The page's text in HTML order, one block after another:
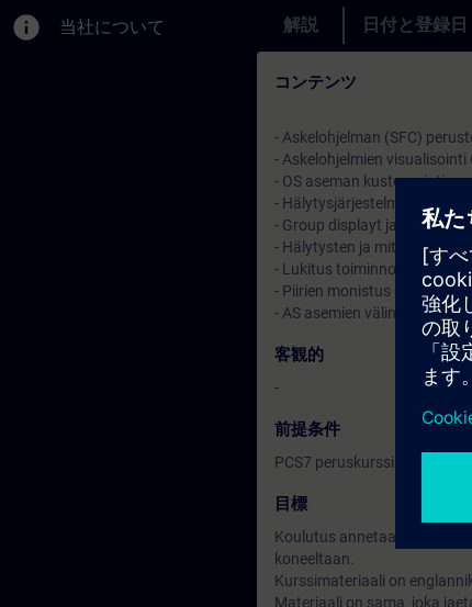
info 当社について 解説 日付と登録日
コンテンツ
- Askelohjelman (SFC)
- Askelohjelmien visualisointi
- OS aseman kustomointi
- Hälytysjärjestelmän
- Group displayt ja status
- Hälytysten ja mittausten
- Lukitus toiminnot ja
- Piirien monistus Control
- AS asemien välinen
客観的
-
前提条件
PCS7 peruskurssin
目標
Koulutus annetaan MS
koneeltaan.
Kurssimateriaali on
Materiaali on sama, joka